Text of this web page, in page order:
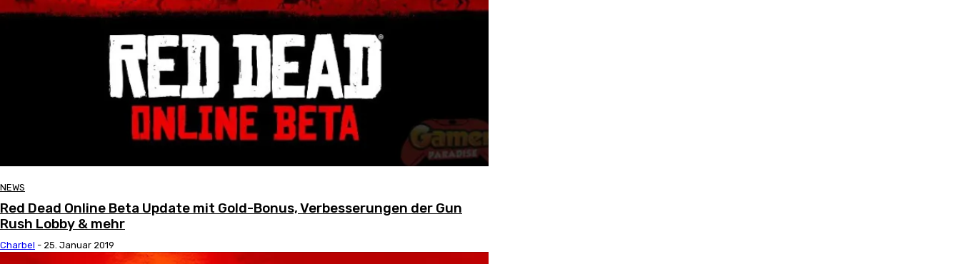
NEWS
Red Dead Online Beta Update mit Gold-Bonus, Verbesserungen der Gun
Rush Lobby & mehr
Charbel - 25. Januar 2019